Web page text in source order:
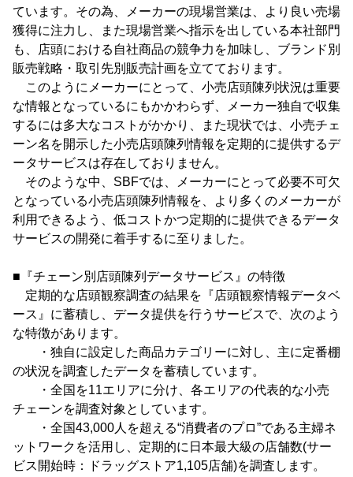
ています。その為、メーカーの現場営業は、より良い売場
獲得に注力し、また現場営業へ指示を出している本社部門
も、店頭における自社商品の競争力を加味し、ブランド別
販売戦略・取引先別販売計画を立てております。
このようにメーカーにとって、小売店頭陳列状況は重要
な情報となっているにもかかわらず、メーカー独自で収集
するには多大なコストがかかり、また現状では、小売チェ
ーン名を開示した小売店頭陳列情報を定期的に提供するデ
ータサービスは存在しておりません。
そのような中、SBFでは、メーカーにとって必要不可欠
となっている小売店頭陳列情報を、より多くのメーカーが
利用できるよう、低コストかつ定期的に提供できるデータ
サービスの開発に着手するに至りました。
■『チェーン別店頭陳列データサービス』の特徴
定期的な店頭観察調査の結果を『店頭観察情報データベ
ース』に蓄積し、データ提供を行うサービスで、次のよう
な特徴があります。
・独自に設定した商品カテゴリーに対し、主に定番棚
の状況を調査したデータを蓄積しています。
・全国を11エリアに分け、各エリアの代表的な小売
チェーンを調査対象としています。
・全国43,000人を超える“消費者のプロ”である主婦ネ
ットワークを活用し、定期的に日本最大級の店舗数(サー
ビス開始時：ドラッグストア1,105店舗)を調査します。